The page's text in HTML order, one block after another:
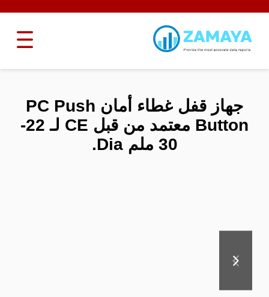
جهاز قفل غطاء أمان PC Push
Button معتمد من قبل CE لـ 22-
30 ملم Dia.